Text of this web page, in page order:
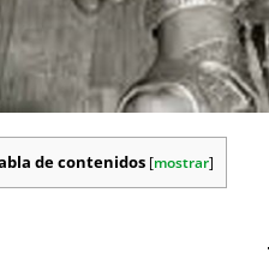
de contenidos [mostrar]